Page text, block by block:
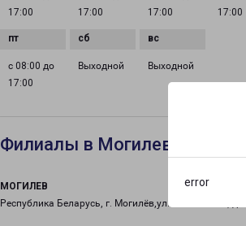
error
17:00
17:00
17:00
17:00
с 08:00 до
17:00
Выходной Выходной
Филиалы в Могилеве
МОГИЛЕВ
Республика Беларусь, г. Могилёв,ул. Вокзальная, д.